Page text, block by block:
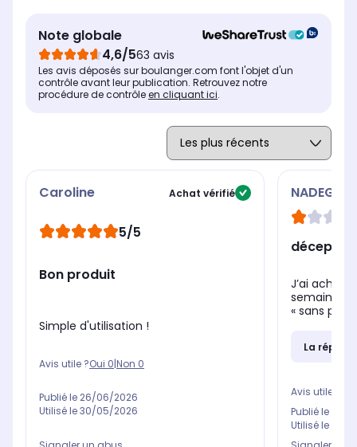
Non
% masse hydrique
Non Non
Note globale
4,6/563 avis
Les avis déposés sur boulanger.com font l'objet d'un
contrôle avant leur publication. Retrouvez notre
procédure de contrôleen cliquant ici.
Caroline Achat vérifié
5/5
Bon produit
Simple d'utilisation !
Avis utile ?Oui 0|Non 0
Publié le 26/06/2026
Utilisé le30/05/2026
NADEGE
J’ai
semaines..
« sans pile
La
Avis utile ?
Publié le
Utilisé le